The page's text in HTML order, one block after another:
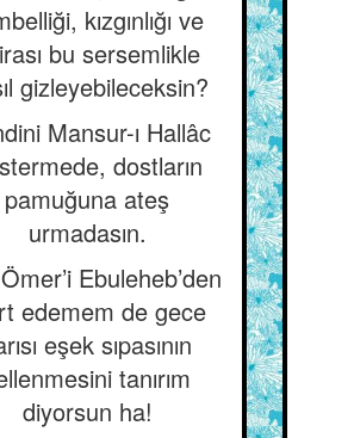
kızgınlığı ve
bu sersemlikle
gizleyebileceksin?
Mansur-ı Hallâc
dostların
pamuğuna ateş
urmadasın.
Ebuleheb’den
edemem de gece
eşek sıpasının
tanırım
diyorsun ha!